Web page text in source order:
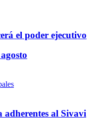
el poder ejecutivo
adherentes al Sivavi